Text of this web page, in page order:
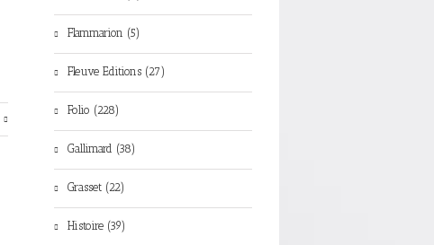
Flammarion (5)
Fleuve Editions (27)
Folio (228)
Gallimard (38)
Grasset (22)
Histoire (39)